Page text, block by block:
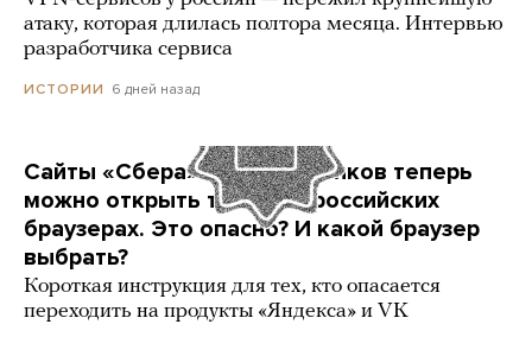
атаку, которая длилась полтора месяца. Интервью
разработчика сервиса
ИСТОРИИ 6 дней назад
Сайты «Сбера» и других банков теперь
можно открыть только в российских
браузерах. Это опасно? И какой браузер
выбрать?
Короткая инструкция для тех, кто опасается
переходить на продукты «Яндекса» и VK